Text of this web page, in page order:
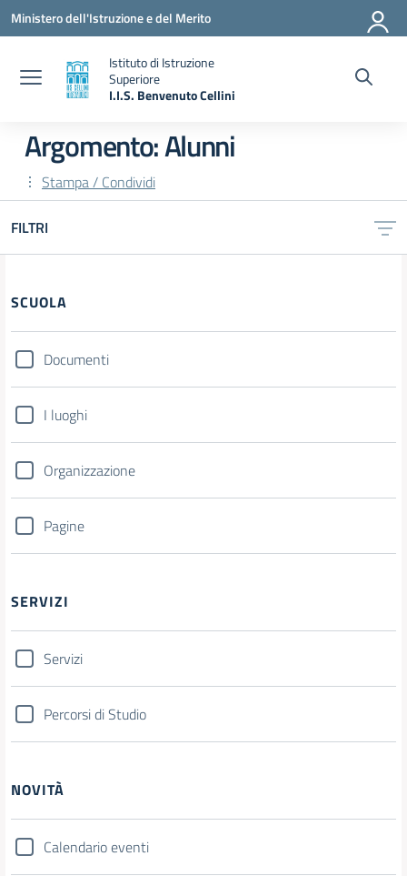
Vai ai contenuti
Vai al menu di navigazione
Vai al footer
Ministero dell'Istruzione e del Merito
Istituto di Istruzione
Superiore
I.I.S. Benvenuto Cellini
Argomento: Alunni
Stampa / Condividi
FILTRI
Filtri
SCUOLA
Documenti
I luoghi
Organizzazione
Pagine
SERVIZI
Servizi
Percorsi di Studio
NOVITÀ
Calendario eventi